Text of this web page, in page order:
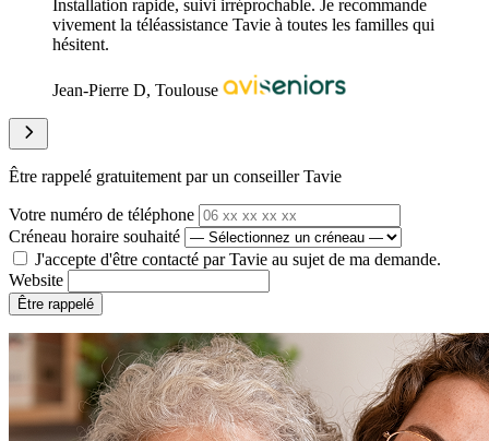
Installation rapide, suivi irréprochable. Je recommande
vivement la téléassistance Tavie à toutes les familles qui
hésitent.
Jean-Pierre D, Toulouse
Être rappelé gratuitement par un conseiller Tavie
Votre numéro de téléphone
Créneau horaire souhaité
J'accepte d'être contacté par Tavie au sujet de ma demande.
Website
Être rappelé